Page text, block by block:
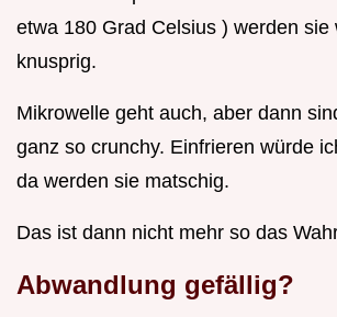
etwa 180 Grad Celsius ) werden sie
knusprig.
Mikrowelle geht auch, aber dann
ganz so crunchy. Einfrieren würde
da werden sie matschig.
Das ist dann nicht mehr so das
Abwandlung gefällig?